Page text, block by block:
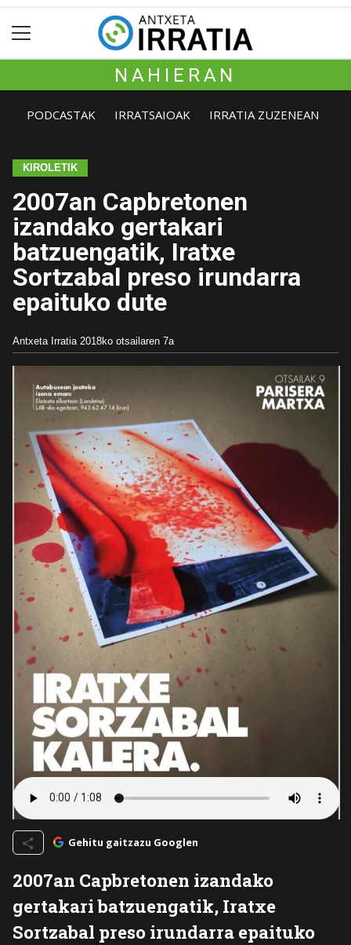
NAHIERAN
PODCASTAK IRRATSAIOAK IRRATIA ZUZENEAN
KIROLETIK
2007an Capbretonen
izandako gertakari
batzuengatik, Iratxe
Sortzabal preso irundarra
epaituko dute
Antxeta Irratia 2018ko otsailaren 7a
Gehitu gaitzazu Googlen
2007an Capbretonen izandako
gertakari batzuengatik, Iratxe
Sortzabal preso irundarra epaituko